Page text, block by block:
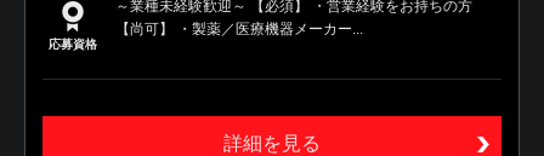
応募資格
～業種未経験歓迎～ 【必須】 ・営業経験をお持ちの方
【尚可】 ・製薬／医療機器メーカー...
詳細を見る